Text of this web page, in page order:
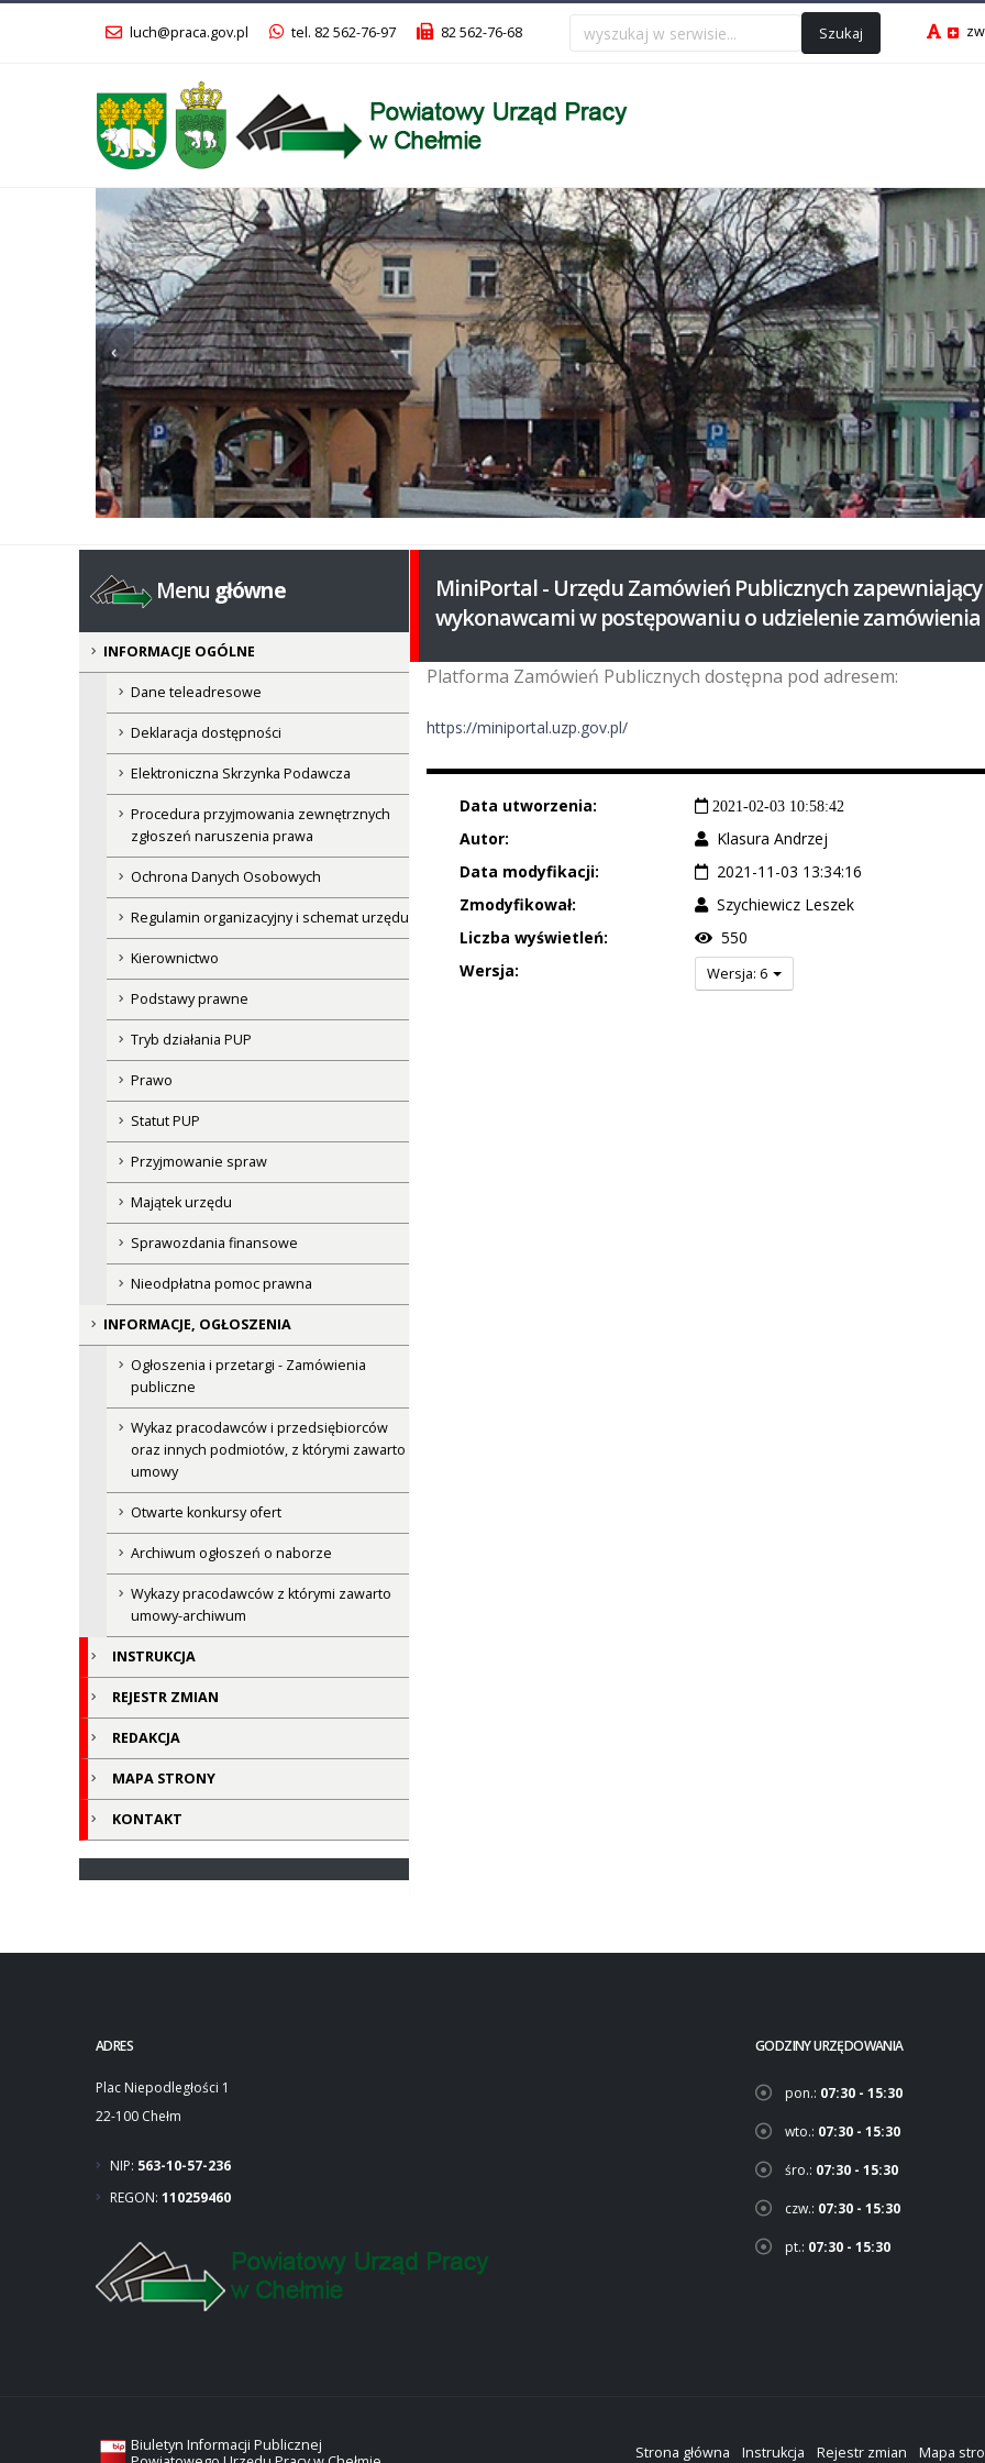
luch@praca.gov.pl tel. 82 562-76-97 82 562-76-68 Szukaj
Poprzedni
Menu główne
INFORMACJE OGÓLNE
Dane teleadresowe
Deklaracja dostępności
Elektroniczna Skrzynka Podawcza
Procedura przyjmowania zewnętrznych
zgłoszeń naruszenia prawa
Ochrona Danych Osobowych
Regulamin organizacyjny i schemat urzędu
Kierownictwo
Podstawy prawne
Tryb działania PUP
Prawo
Statut PUP
Przyjmowanie spraw
Majątek urzędu
Sprawozdania finansowe
Nieodpłatna pomoc prawna
INFORMACJE, OGŁOSZENIA
Ogłoszenia i przetargi - Zamówienia
publiczne
Wykaz pracodawców i przedsiębiorców
oraz innych podmiotów, z którymi zawarto
umowy
Otwarte konkursy ofert
Archiwum ogłoszeń o naborze
Wykazy pracodawców z którymi zawarto
umowy-archiwum
INSTRUKCJA
REJESTR ZMIAN
REDAKCJA
MAPA STRONY
KONTAKT
MiniPortal - Urzędu Zamówień Publicznych
wykonawcami w postępowaniu o udzielenie
Platforma Zamówień Publicznych dostępna pod adresem:
https://miniportal.uzp.gov.pl/
Data utworzenia: 2021-02-03 10:58:42
Autor:
Klasura Andrzej
Data modyfikacji:
2021-11-03 13:34:16
Zmodyfikował:
Szychiewicz Leszek
Liczba wyświetleń:
550
Wersja:
Wersja: 6
ADRES
Plac Niepodległości 1
22-100 Chełm
NIP: 563-10-57-236
REGON: 110259460
GODZINY URZĘDOWANIA
pon.: 07:30 - 15:30
wto.: 07:30 - 15:30
śro.: 07:30 - 15:30
czw.: 07:30 - 15:30
pt.: 07:30 - 15:30
Biuletyn Informacji Publicznej
Strona główna Instrukcja Rejestr zmian Mapa